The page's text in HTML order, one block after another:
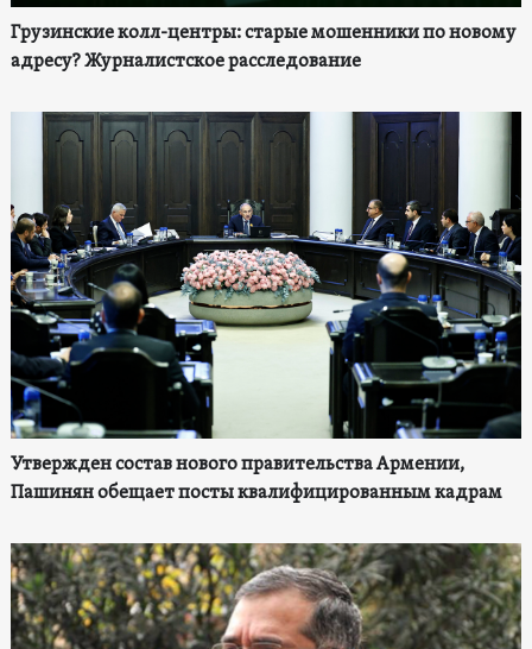
Грузинские колл-центры: старые мошенники по новому
адресу? Журналистское расследование
Утвержден состав нового правительства Армении,
Пашинян обещает посты квалифицированным кадрам